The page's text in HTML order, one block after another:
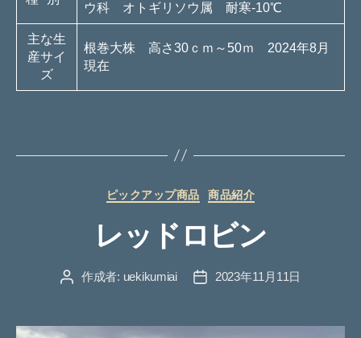
ウ科 オトギリソウ属 耐寒-10℃
主な生
産サイ
ズ
根巻大株 高さ30ｃｍ～50ｍ 2024年8月
現在
カ
ゴ
リ
ピックアップ商品 商品紹介
レッドロビン
投 作成者: uekikumiai
投
2023年11月11日